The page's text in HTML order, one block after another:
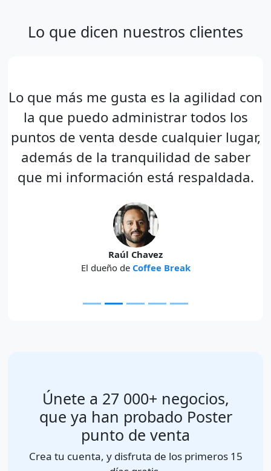
Lo que dicen nuestros clientes
Lo que más me gusta es la agilidad con
la que puedo administrar todos los
puntos de venta desde cualquier lugar,
además de la tranquilidad de saber
que mi información está respaldada.
Raúl Chavez
El dueño de Coffee Break
Únete a 27 000+ negocios,
que ya han probado Poster
punto de venta
Crea tu cuenta, y disfruta de los primeros 15